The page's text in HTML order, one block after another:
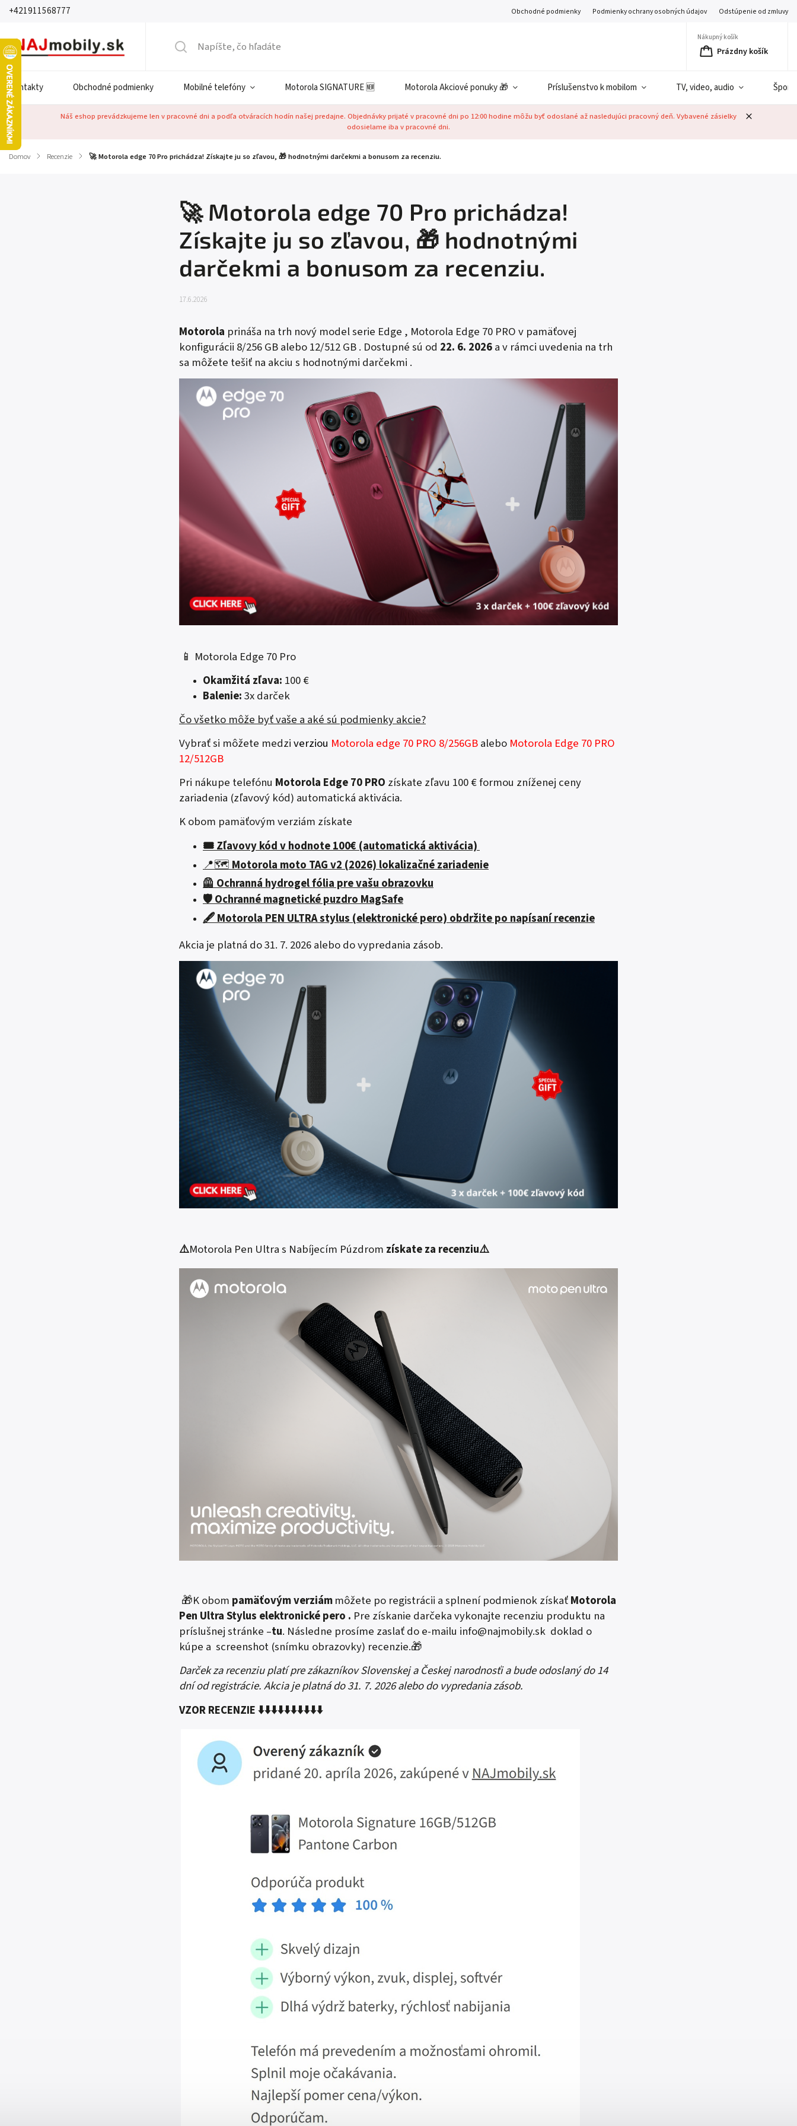
+421911568777 Obchodné podmienky Podmienky ochrany osobných údajov Odstúpenie od zmluvy
Nákupný košík
Prázdny košík
Kontakty Obchodné podmienky Mobilné telefóny Motorola SIGNATURE 🆕 Motorola Akciové ponuky 🎁 Príslušenstvo k mobilom TV, video, audio Šport
Náš eshop prevádzkujeme len v pracovné dni a podľa otváracích hodín našej predajne. Objednávky prijaté v pracovné dni po 12:00 hodine môžu byť odoslané až nasledujúci pracovný deň. Vybavené zásielky
odosielame iba v pracovné dni.
Domov / Recenzie / 🚀 Motorola edge 70 Pro prichádza! Získajte ju so zľavou, 🎁 hodnotnými darčekmi a bonusom za recenziu.
🚀 Motorola edge 70 Pro prichádza!
Získajte ju so zľavou, 🎁 hodnotnými
darčekmi a bonusom za recenziu.
17.6.2026
Motorola prináša na trh nový model serie Edge , Motorola Edge 70 PROv pamäťovej
konfigurácii 8/256 GBalebo12/512 GB . Dostupné sú od 22. 6. 2026a v rámci uvedenia na trh
sa môžete tešiť na akciu s hodnotnými darčekmi .
📱 Motorola Edge 70 Pro
Okamžitá zľava: 100 €
Balenie:3x darček
Čo všetko môže byť vaše a aké sú podmienky akcie?
Vybrať si môžete medziverziou Motorola edge 70 PRO 8/256GBalebo Motorola Edge 70 PRO
12/512GB
Pri nákupe telefónu Motorola Edge 70 PRO získate zľavu 100 € formou zníženej ceny
zariadenia (zľavový kód) automatická aktivácia.
K obom pamäťovým verziám získate
🎟️ Zľavovy kód v hodnote 100€ (automatická aktivácia)
📍🗺️Motorola moto TAG v2 (2026) lokalizačné zariadenie
🦺Ochranná hydrogel fólia pre vašu obrazovku
🛡️ Ochranné magnetické puzdro MagSafe
🖋️ Motorola PEN ULTRA stylus (elektronické pero) obdržite po napísaní recenzie
Akcia je platná do 31. 7. 2026 alebo do vypredania zásob.
⚠️Motorola Pen Ultra s Nabíjecím Púzdrom získate za recenziu⚠️
🎁K obom pamäťovým verziámmôžete po registrácii a splnení podmienok získaťMotorola
Pen Ultra Stylus elektronické pero . Pre získanie darčeka vykonajte recenziu produktu na
príslušnej stránke –tu. Následne prosíme zaslať do e-mailu info@najmobily.sk doklad o
kúpe a screenshot (snímku obrazovky) recenzie.🎁
Darček za recenziu platí pre zákazníkov Slovenskej a Českej narodnosťi a bude odoslaný do 14
dní od registrácie. Akcia je platná do 31. 7. 2026 alebo do vypredania zásob.
VZOR RECENZIE⬇️⬇️⬇️⬇️⬇️⬇️⬇️⬇️⬇️⬇️